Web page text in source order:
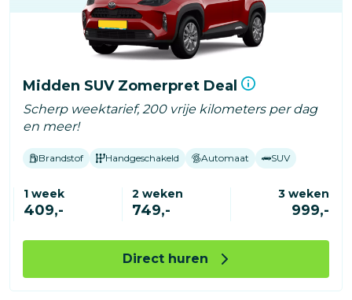
Midden SUV Zomerpret Deal
Scherp weektarief, 200 vrije kilometers per dag
en meer!
Brandstof Handgeschakeld Automaat SUV
1 week
409,-
2 weken
749,-
3 weken
999,-
Direct huren